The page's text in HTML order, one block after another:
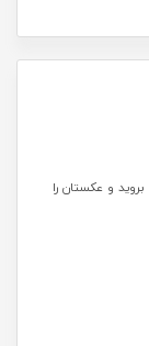
بروید و عکستان را